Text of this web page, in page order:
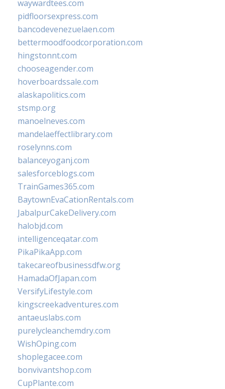
waywardtees.com
pidfloorsexpress.com
bancodevenezuelaen.com
bettermoodfoodcorporation.com
hingstonnt.com
chooseagender.com
hoverboardssale.com
alaskapolitics.com
stsmp.org
manoelneves.com
mandelaeffectlibrary.com
roselynns.com
balanceyoganj.com
salesforceblogs.com
TrainGames365.com
BaytownEvaCationRentals.com
JabalpurCakeDelivery.com
halobjd.com
intelligenceqatar.com
PikaPikaApp.com
takecareofbusinessdfw.org
HamadaOfJapan.com
VersifyLifestyle.com
kingscreekadventures.com
antaeuslabs.com
purelycleanchemdry.com
WishOping.com
shoplegacee.com
bonvivantshop.com
CupPlante.com